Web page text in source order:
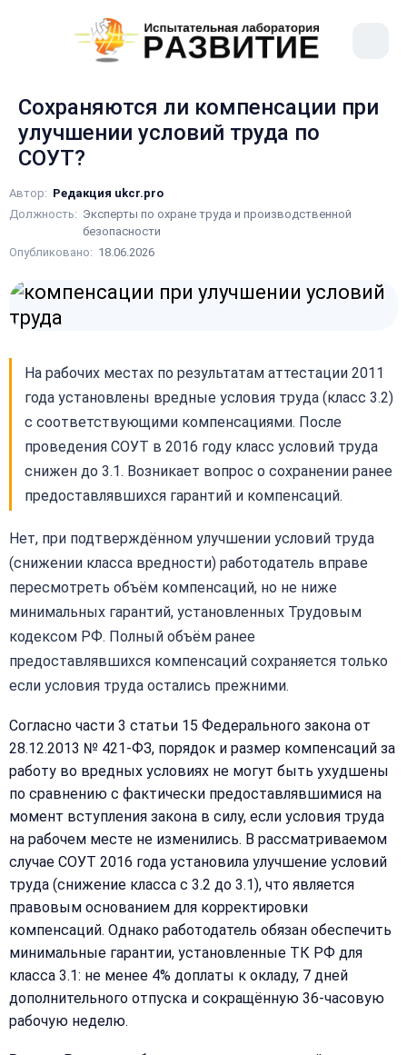
Сохраняются ли компенсации при
улучшении условий труда по
СОУТ?
Автор: Редакция ukcr.pro
Должность: Эксперты по охране труда и производственной
безопасности
Опубликовано: 18.06.2026
На рабочих местах по результатам аттестации 2011
года установлены вредные условия труда (класс 3.2)
с соответствующими компенсациями. После
проведения СОУТ в 2016 году класс условий труда
снижен до 3.1. Возникает вопрос о сохранении ранее
предоставлявшихся гарантий и компенсаций.
Нет, при подтверждённом улучшении условий труда
(снижении класса вредности) работодатель вправе
пересмотреть объём компенсаций, но не ниже
минимальных гарантий, установленных Трудовым
кодексом РФ. Полный объём ранее
предоставлявшихся компенсаций сохраняется только
если условия труда остались прежними.
Согласно части 3 статьи 15 Федерального закона от
28.12.2013 № 421-ФЗ, порядок и размер компенсаций за
работу во вредных условиях не могут быть ухудшены
по сравнению с фактически предоставлявшимися на
момент вступления закона в силу, если условия труда
на рабочем месте не изменились. В рассматриваемом
случае СОУТ 2016 года установила улучшение условий
труда (снижение класса с 3.2 до 3.1), что является
правовым основанием для корректировки
компенсаций. Однако работодатель обязан обеспечить
минимальные гарантии, установленные ТК РФ для
класса 3.1: не менее 4% доплаты к окладу, 7 дней
дополнительного отпуска и сокращённую 36-часовую
рабочую неделю.